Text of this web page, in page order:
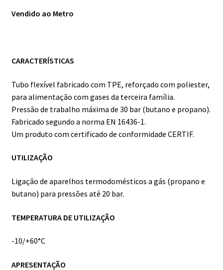
Vendido ao Metro
CARACTERÍSTICAS
Tubo flexível fabricado com TPE, reforçado com poliester,
para alimentação com gases da terceira família.
Pressão de trabalho máxima de 30 bar (butano e propano).
Fabricado segundo a norma EN 16436-1.
Um produto com certificado de conformidade CERTIF.
UTILIZAÇÃO
Ligação de aparelhos termodomésticos a gás (propano e
butano) para pressões até 20 bar.
TEMPERATURA DE UTILIZAÇÃO
-10/+60°C
APRESENTAÇÃO